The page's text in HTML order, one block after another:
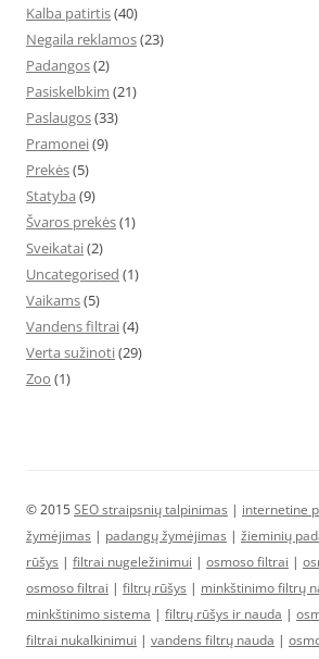
Kalba patirtis(40)
Negaila reklamos(23)
Padangos(2)
Pasiskelbkim (21)
Paslaugos(33)
Pramonei(9)
Prekės(5)
Statyba (9)
Švaros prekės(1)
Sveikatai(2)
Uncategorised (1)
Vaikams(5)
Vandens filtrai(4)
Verta sužinoti(29)
Zoo (1)
© 2015SEO straipsnių talpinimas | internetine
žymėjimas | padangų žymėjimas | žieminių
rūšys | filtrai nugeležinimui | osmoso filtrai |
osmoso filtrai | filtrų rūšys | minkštinimo filtrų
minkštinimo sistema | filtrų rūšys ir nauda |
filtrai nukalkinimui | vandens filtrų nauda |